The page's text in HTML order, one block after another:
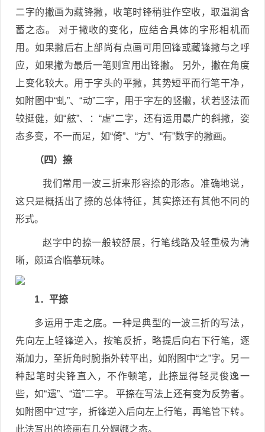
二字的撇画为藏锋撇，收笔时锋稍驻作空收，取温润含
蓄之态。 对于撇收的变化，应结合具体的字形相机而
用。如果撇后右上部尚有点画可用回锋或藏锋撇与之呼
应，如果撇为最后一笔则宜用出锋撇。 另外，撇在角度
上变化较大。用于字头的平撇，其势短平而行笔干净，
如附图中“虬”、“动”二字，用于字左的竖撇，状若竖法而
较挺健，如“舷”、：“虚”二字，还有运用最广的斜撇，姿
态多变，不一而足，如“倚”、“方”、“有”数字的撇画。
（四）捺
我们常用一波三折来形容捺的形态。准确地说，
这只是概括出了捺的总体特征，其实捺还有其他不同的
形式。
赵字中的捺一般较舒展，行笔线路及轻重极为清
晰，颇适合临摹玩味。
1．平捺
多运用于走之底。一种是典型的一波三折的写法，
先向左上轻锋逆入，按笔反折，略提后向右下行笔，逐
渐加力，至折角时腕指外转平出，如附图中“之”字。另一
种起笔时尖锋直入，不作顿笔，此捺显得轻灵俊逸一
些，如“遗”、“道”二字。 平捺在写法上还有变为反势者。
如附图中“过”字，折锋逆入后向左上行笔，再笔管下转。
此法写出的捺画有几分婀娜之态。